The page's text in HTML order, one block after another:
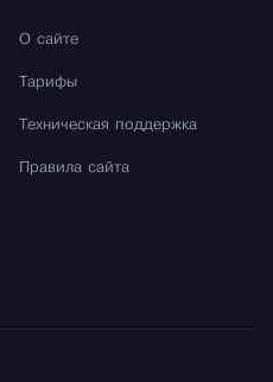
О сайте
Тарифы
Техническая поддержка
Правила сайта